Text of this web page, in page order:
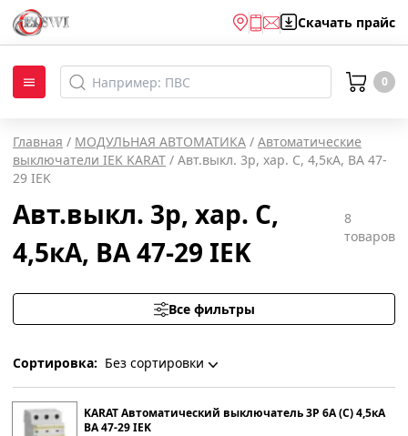
Скачать прайс
0
Главная / МОДУЛЬНАЯ АВТОМАТИКА / Автоматические
выключатели IEK KARAT / Авт.выкл. 3р, хар. С, 4,5кА, ВА 47-
29 IEK
Авт.выкл. 3р, хар. С,
4,5кА, ВА 47-29 IEK
8
товаров
Все фильтры
Сортировка: Без сортировки
Без сортировки
KARAT Автоматический выключатель 3P 6А (С) 4,5кА
ВА 47-29 IEK